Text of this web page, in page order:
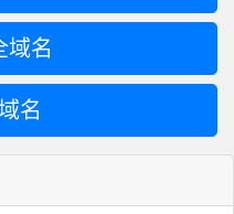
域名
名